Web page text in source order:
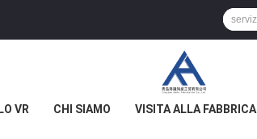
VR CHI SIAMO VISITA ALLA FABBRICA